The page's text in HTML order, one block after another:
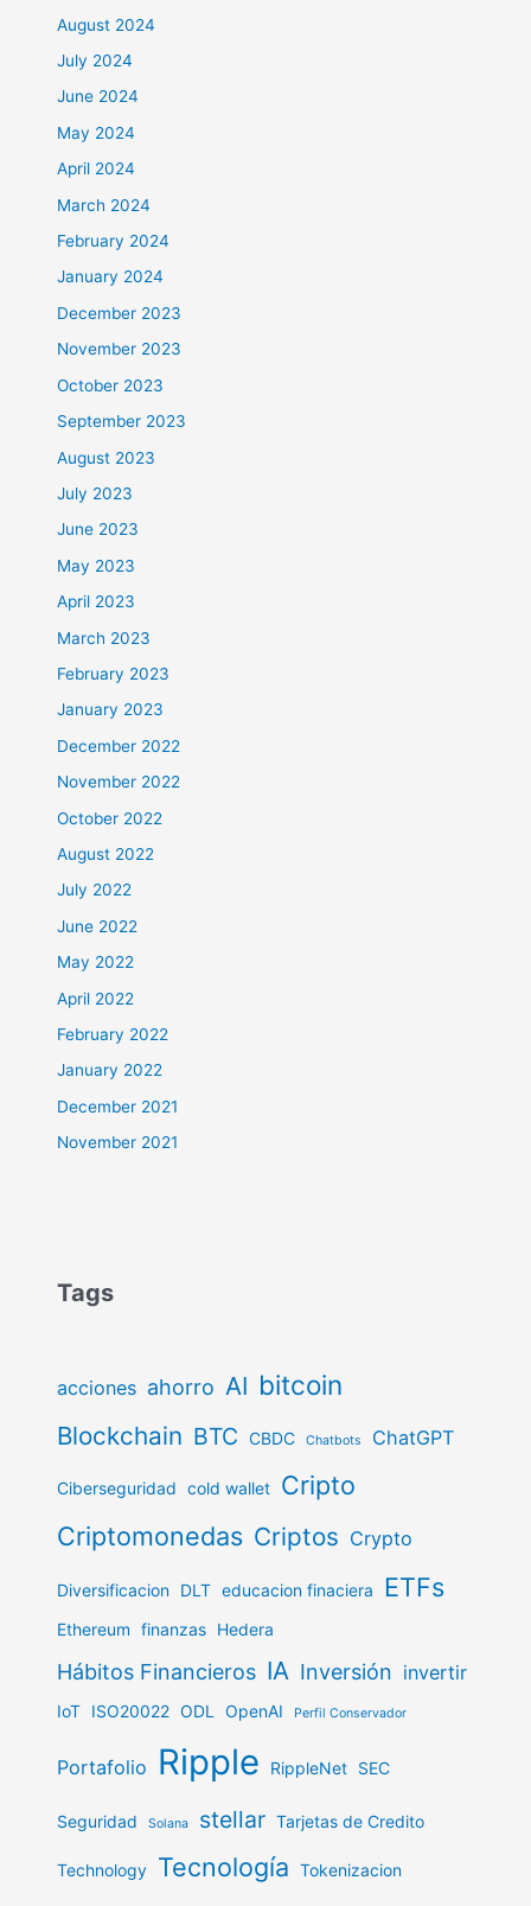
August 2024
July 2024
June 2024
May 2024
April 2024
March 2024
February 2024
January 2024
December 2023
November 2023
October 2023
September 2023
August 2023
July 2023
June 2023
May 2023
April 2023
March 2023
February 2023
January 2023
December 2022
November 2022
October 2022
August 2022
July 2022
June 2022
May 2022
April 2022
February 2022
January 2022
December 2021
November 2021
Tags
acciones ahorro AI bitcoin
Blockchain BTC CBDC Chatbots ChatGPT
Ciberseguridad cold wallet Cripto
Criptomonedas Criptos Crypto
Diversificacion DLT educacion finaciera ETFs
Ethereum finanzas Hedera
Hábitos Financieros IA Inversión invertir
IoT ISO20022 ODL OpenAI Perfil Conservador
Portafolio Ripple RippleNet SEC
Seguridad Solana stellar Tarjetas de Credito
Technology Tecnología Tokenizacion